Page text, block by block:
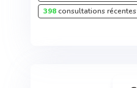
398consultations récentes